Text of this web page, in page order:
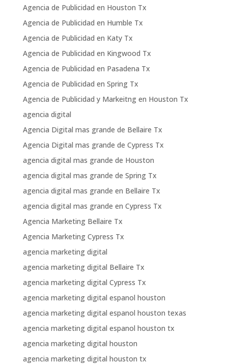
Agencia de Publicidad en Houston Tx
Agencia de Publicidad en Humble Tx
Agencia de Publicidad en Katy Tx
Agencia de Publicidad en Kingwood Tx
Agencia de Publicidad en Pasadena Tx
Agencia de Publicidad en Spring Tx
Agencia de Publicidad y Markeitng en Houston Tx
agencia digital
Agencia Digital mas grande de Bellaire Tx
Agencia Digital mas grande de Cypress Tx
agencia digital mas grande de Houston
agencia digital mas grande de Spring Tx
agencia digital mas grande en Bellaire Tx
agencia digital mas grande en Cypress Tx
Agencia Marketing Bellaire Tx
Agencia Marketing Cypress Tx
agencia marketing digital
agencia marketing digital Bellaire Tx
agencia marketing digital Cypress Tx
agencia marketing digital espanol houston
agencia marketing digital espanol houston texas
agencia marketing digital espanol houston tx
agencia marketing digital houston
agencia marketing digital houston tx